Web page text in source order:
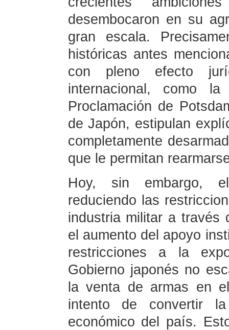
desembocaron en su
gran escala.
históricas antes
con pleno efecto
internacional, como
Proclamación de
de Japón, estipulan
completamente
que le permitan
Hoy, sin embargo,
reduciendo las
industria militar a través
el aumento del apoyo
restricciones a la
Gobierno japonés no
la venta de armas en
intento de convertir
económico del país.